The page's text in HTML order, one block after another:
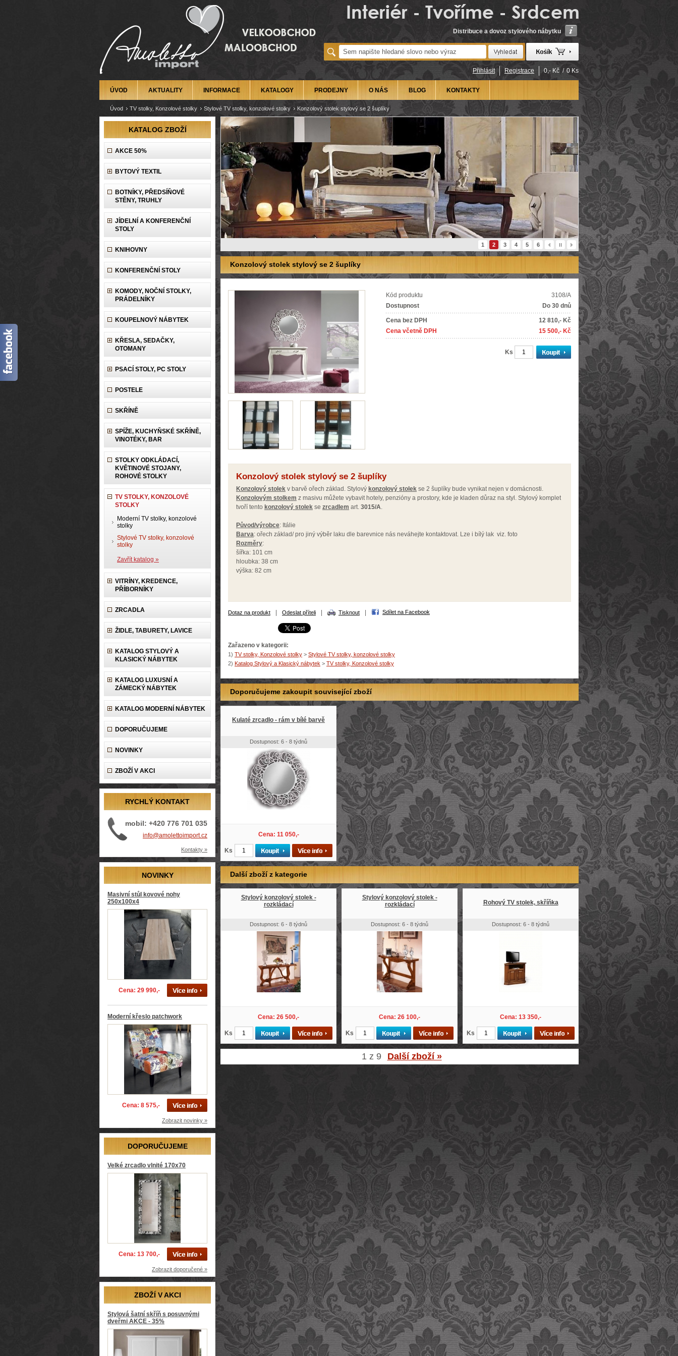
Distribuce a dovoz stylového nábytku
Přihlásit Registrace 0,- Kč / 0 Ks
ÚVOD AKTUALITY INFORMACE KATALOGY PRODEJNY O NÁS BLOG KONTAKTY
Úvod TV stolky, Konzolové stolky Stylové TV stolky, konzolové stolky Konzolový stolek stylový se 2 šuplíky
KATALOG ZBOŽÍ
AKCE 50%
BYTOVÝ TEXTIL
BOTNÍKY, PŘEDSÍŇOVÉ
STĚNY, TRUHLY
JÍDELNÍ A KONFERENČNÍ
STOLY
KNIHOVNY
KONFERENČNÍ STOLY
KOMODY, NOČNÍ STOLKY,
PRÁDELNÍKY
KOUPELNOVÝ NÁBYTEK
KŘESLA, SEDAČKY,
OTOMANY
PSACÍ STOLY, PC STOLY
POSTELE
SKŘÍNĚ
SPÍŽE, KUCHYŇSKÉ SKŘÍNĚ,
VINOTÉKY, BAR
STOLKY ODKLÁDACÍ,
KVĚTINOVÉ STOJANY,
ROHOVÉ STOLKY
TV STOLKY, KONZOLOVÉ
STOLKY
Moderní TV stolky, konzolové
stolky
Stylové TV stolky, konzolové
stolky
Zavřít katalog »
VITRÍNY, KREDENCE,
PŘÍBORNÍKY
ZRCADLA
ŽIDLE, TABURETY, LAVICE
KATALOG STYLOVÝ A
KLASICKÝ NÁBYTEK
KATALOG LUXUSNÍ A
ZÁMECKÝ NÁBYTEK
KATALOG MODERNÍ NÁBYTEK
DOPORUČUJEME
NOVINKY
ZBOŽÍ V AKCI
RYCHLÝ KONTAKT
mobil: +420 776 701 035
info@amolettoimport.cz
Kontakty »
NOVINKY
Masivní stůl kovové nohy
250x100x4
Cena: 29 990,-
Moderní křeslo patchwork
Cena: 8 575,-
Zobrazit novinky »
DOPORUČUJEME
Velké zrcadlo vlnité 170x70
Cena: 13 700,-
Zobrazit doporučené »
ZBOŽÍ V AKCI
Stylová šatní skříň s posuvnými
dveřmi AKCE - 35%
1 2 3 4 5 6
Konzolový stolek stylový se 2 šuplíky
Kód produktu
3108/A
Dostupnost
Do 30 dnů
Cena bez DPH
12 810,- Kč
Cena včetně DPH
15 500,- Kč
Ks
Konzolový stolek stylový se 2 šuplíky
Konzolový stolek v barvě ořech základ. Stylový konzolový stolek se 2 šuplíky bude vynikat nejen v domácnosti.
Konzolovým stolkem z masivu můžete vybavit hotely, penzióny a prostory, kde je kladen důraz na styl. Stylový komplet
tvoří tento konzolový stolek se zrcadlem art. 3015/A.
Původ/výrobce: Itálie
Barva: ořech základ/ pro jiný výběr laku dle barevnice nás neváhejte kontaktovat. Lze i bílý lak viz. foto
Rozměry:
šířka: 101 cm
hloubka: 38 cm
výška: 82 cm
Dotaz na produkt Odeslat příteli Tisknout Sdílet na Facebook
Zařazeno v kategorii:
1) TV stolky, Konzolové stolky > Stylové TV stolky, konzolové stolky
2) Katalog Stylový a Klasický nábytek > TV stolky, Konzolové stolky
Doporučujeme zakoupit související zboží
Kulaté zrcadlo - rám v bílé barvě
Dostupnost: 6 - 8 týdnů
Cena: 11 050,-
Ks
Další zboží z kategorie
Stylový konzolový stolek -
rozkládací
Dostupnost: 6 - 8 týdnů
Cena: 26 500,-
Ks
Stylový konzolový stolek -
rozkládací
Dostupnost: 6 - 8 týdnů
Cena: 26 100,-
Ks
Rohový TV stolek, skříňka
Dostupnost: 6 - 8 týdnů
Cena: 13 350,-
Ks
1 z 9 Další zboží »